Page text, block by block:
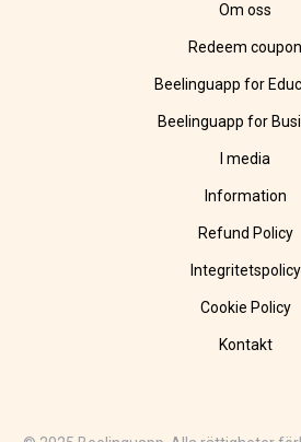
Om oss
Redeem coupon
Beelinguapp for
Beelinguapp for
I media
Information
Refund Policy
Integritetspolicy
Cookie Policy
Kontakt